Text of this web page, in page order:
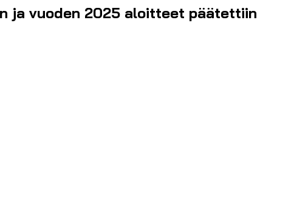
ja vuoden 2025 aloitteet päätettiin